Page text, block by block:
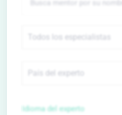
Idioma del experto